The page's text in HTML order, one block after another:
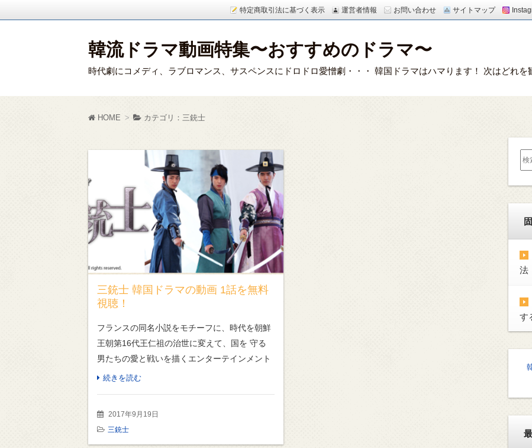
特定商取引法に基づく表示 運営者情報 お問い合わせ サイトマップ
韓流ドラマ動画特集〜おすすめのドラマ〜
時代劇にコメディ、ラブロマンス、サスペンスにドロドロ愛憎劇・・・ 韓国ドラマはハマります！ 次はどれを
HOME カテゴリ：三銃士
三銃士 韓国ドラマの動画 1話を無料
視聴！
フランスの同名小説をモチーフに、時代を朝鮮
王朝第16代王仁祖の治世に変えて、国を 守る
男たちの愛と戦いを描くエンターテインメント
韓国時代劇「三銃士」。 そんな『三銃士』の韓
続きを読む
2017年9月19日
三銃士
検
索:
法
す